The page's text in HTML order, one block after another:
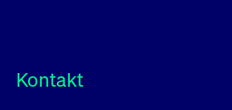
Kontakt